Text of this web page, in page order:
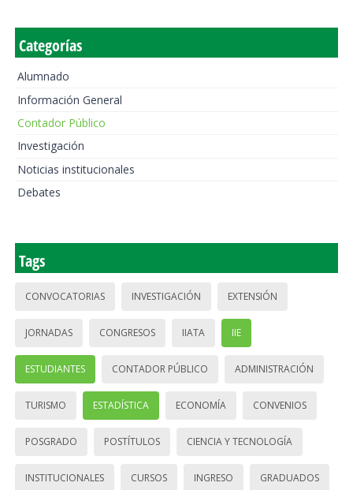
Categorías
Alumnado
Información General
Contador Público
Investigación
Noticias institucionales
Debates
Tags
CONVOCATORIAS INVESTIGACIÓN EXTENSIÓN
JORNADAS CONGRESOS IIATA IIE
ESTUDIANTES CONTADOR PÚBLICO ADMINISTRACIÓN
TURISMO ESTADÍSTICA ECONOMÍA CONVENIOS
POSGRADO POSTÍTULOS CIENCIA Y TECNOLOGÍA
INSTITUCIONALES CURSOS INGRESO GRADUADOS